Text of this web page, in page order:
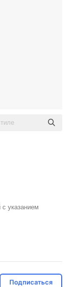
указанием
Подписаться